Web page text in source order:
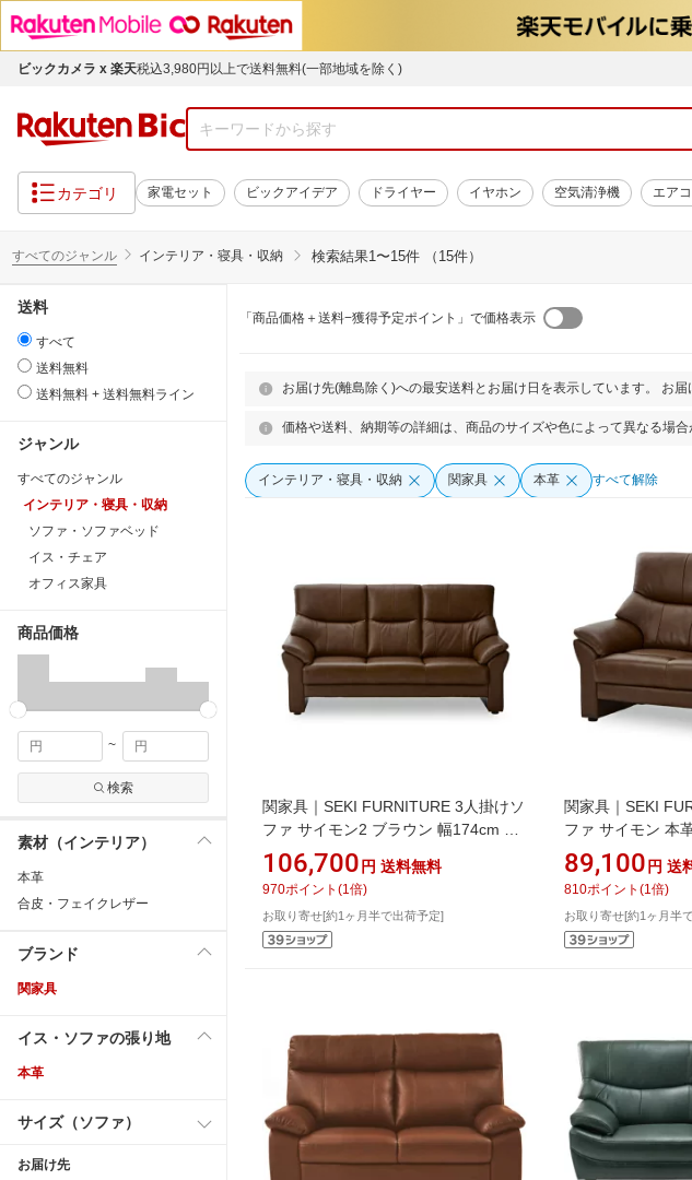
ビックカメラ x 楽天税込3,980円以上で送料無料(一部地域を除く)
カテゴリ 家電セット ビックアイデア ドライヤー イヤホン 空気清浄機 エア
すべてのジャンル インテリア・寝具・収納 検索結果1〜15件 （15件）
送料
すべて
送料無料
送料無料 + 送料無料ライン
ジャンル
すべてのジャンル
インテリア・寝具・収納
ソファ・ソファベッド
イス・チェア
オフィス家具
商品価格
~
検索
素材（インテリア）
本革
合皮・フェイクレザー
ブランド
関家具
イス・ソファの張り地
本革
サイズ（ソファ）
お届け先
「商品価格＋送料−獲得予定ポイント」で価格表示
お届け先(離島除く)への最安送料とお届け日を表示しています。 お
価格や送料、納期等の詳細は、商品のサイズや色によって異なる場
インテリア・寝具・収納 関家具 本革 すべて解除
関家具｜SEKI FURNITURE 3人掛けソ
ファ サイモン2 ブラウン 幅174cm 本
革 ブラウン 409802
106,700 円 送料無料
970ポイント (1 倍)
お取り寄せ[約1ヶ月半で出荷予定]
関家具｜SEKI
ファ サイモン 本
409801
89,100 円 送
810ポイント (1 倍)
お取り寄せ[約1ヶ月半